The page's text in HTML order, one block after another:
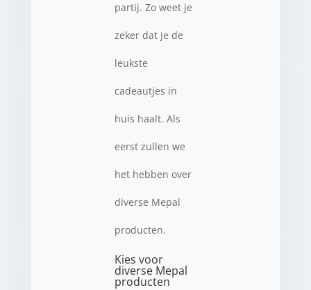
partij. Zo weet je
zeker dat je de
leukste
cadeautjes in
huis haalt. Als
eerst zullen we
het hebben over
diverse Mepal
producten.
Kies voor
diverse Mepal
producten